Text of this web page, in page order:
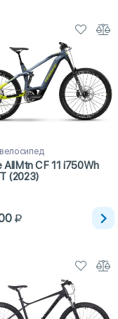
AllMtn CF 11 i750Wh
(2023)